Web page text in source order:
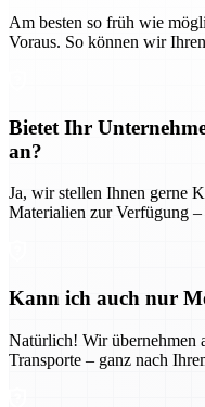
Am besten so früh wie
Voraus. So können wir
Bietet Ihr
an?
Ja, wir stellen Ihnen gerne
Materialien zur Verfügung
Kann ich auch nur
Natürlich! Wir übernehmen
Transporte – ganz nach